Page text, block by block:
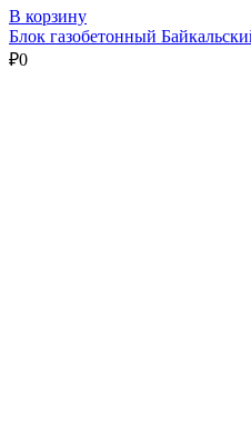
В корзину
Блок газобетонный
₽0